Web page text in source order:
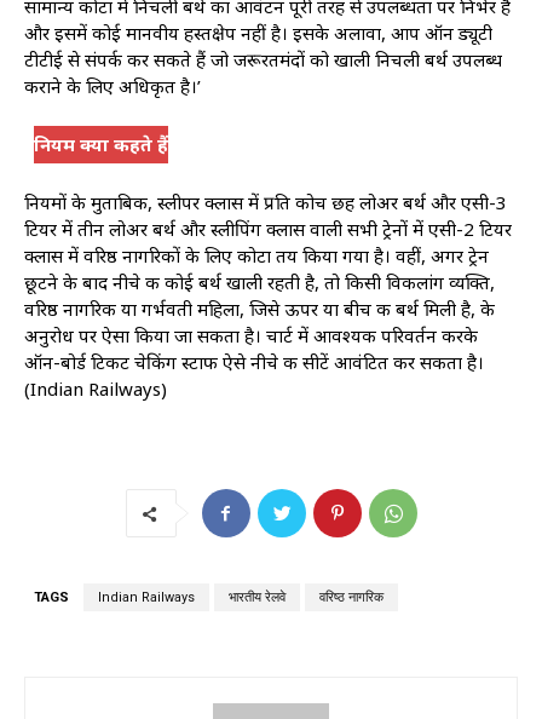
सामान्य कोटा में निचली बर्थ का आवंटन पूरी तरह से उपलब्धता पर निर्भर है
और इसमें कोई मानवीय हस्तक्षेप नहीं है। इसके अलावा, आप ऑन ड्यूटी
टीटीई से संपर्क कर सकते हैं जो जरूरतमंदों को खाली निचली बर्थ उपलब्ध
कराने के लिए अधिकृत है।’
नियम क्या कहते हैं
नियमों के मुताबिक, स्लीपर क्लास में प्रति कोच छह लोअर बर्थ और एसी-3
टियर में तीन लोअर बर्थ और स्लीपिंग क्लास वाली सभी ट्रेनों में एसी-2 टियर
क्लास में वरिष्ठ नागरिकों के लिए कोटा तय किया गया है। वहीं, अगर ट्रेन
छूटने के बाद नीचे की कोई बर्थ खाली रहती है, तो किसी विकलांग व्यक्ति,
वरिष्ठ नागरिक या गर्भवती महिला, जिसे ऊपर या बीच की बर्थ मिली है, के
अनुरोध पर ऐसा किया जा सकता है। चार्ट में आवश्यक परिवर्तन करके
ऑन-बोर्ड टिकट चेकिंग स्टाफ ऐसे नीचे की सीटें आवंटित कर सकता है।
(Indian Railways)
TAGS Indian Railways भारतीय रेलवे वरिष्ठ नागरिक